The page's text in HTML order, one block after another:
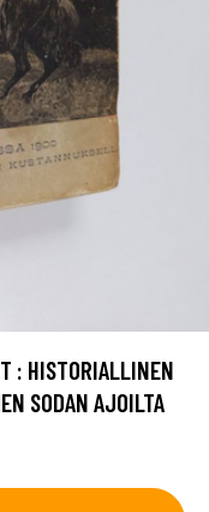
: HISTORIALLINEN
SODAN AJOILTA